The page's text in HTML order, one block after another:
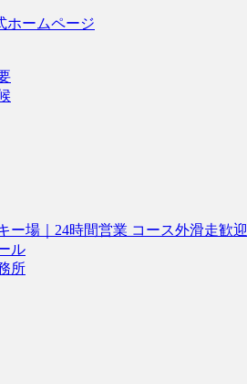
ー場｜24時間営業 コース外滑走歓迎
ル
所